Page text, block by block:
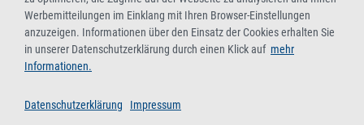
Werbemitteilungen im Einklang mit Ihren Browser-Einstellungen
anzuzeigen. Informationen über den Einsatz der Cookies erhalten Sie
in unserer Datenschutzerklärung durch einen Klick auf mehr
Informationen.
Datenschutzerklärung Impressum